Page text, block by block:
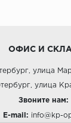
ОФИС И
улица
улица
Звоните нам:
E-mail: info@kp-